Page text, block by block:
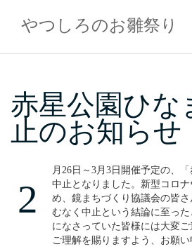
contentやつしろのお雛祭り
赤星公園ひな
止のお知らせ
2
月26日～3月3日開催予定の、
中止となりました。新型コロ
め、鏡まちづくり協議会の皆
むなく中止という結論に至っ
になさっていた皆様には大変ご
ご理解を賜りますよう、お願い